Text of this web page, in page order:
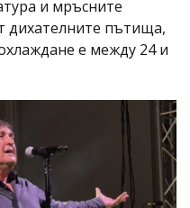
и мръсните
дихателните пътища,
е между 24 и